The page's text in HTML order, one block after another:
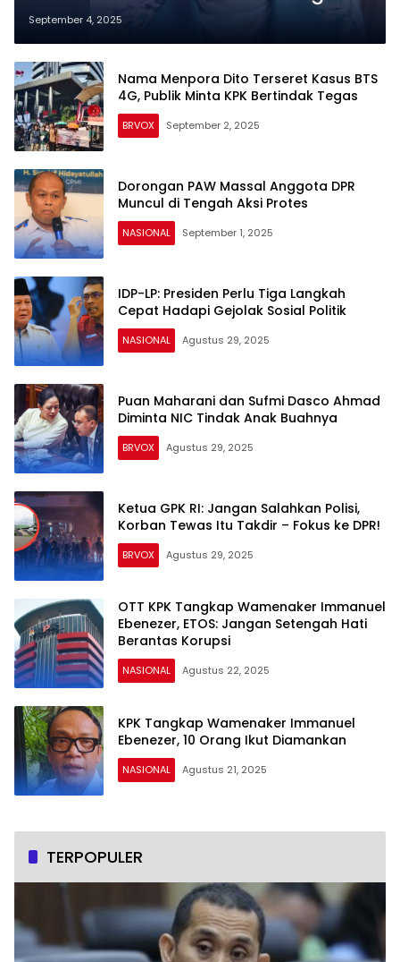
Mantan Istri Presiden ke-8
September 4, 2025
Nama Menpora Dito Terseret Kasus BTS
4G, Publik Minta KPK Bertindak Tegas
BRVOX September 2, 2025
Dorongan PAW Massal Anggota DPR
Muncul di Tengah Aksi Protes
NASIONAL September 1, 2025
IDP-LP: Presiden Perlu Tiga Langkah
Cepat Hadapi Gejolak Sosial Politik
NASIONAL Agustus 29, 2025
Puan Maharani dan Sufmi Dasco Ahmad
Diminta NIC Tindak Anak Buahnya
BRVOX Agustus 29, 2025
Ketua GPK RI: Jangan Salahkan Polisi,
Korban Tewas Itu Takdir – Fokus ke DPR!
BRVOX Agustus 29, 2025
OTT KPK Tangkap Wamenaker Immanuel
Ebenezer, ETOS: Jangan Setengah Hati
Berantas Korupsi
NASIONAL Agustus 22, 2025
KPK Tangkap Wamenaker Immanuel
Ebenezer, 10 Orang Ikut Diamankan
NASIONAL Agustus 21, 2025
TERPOPULER